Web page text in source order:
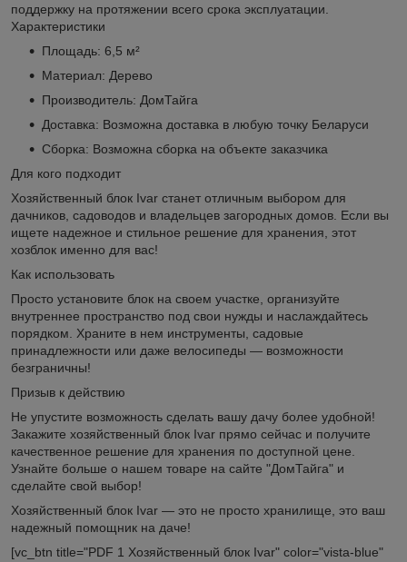
поддержку на протяжении всего срока эксплуатации.
Характеристики
Площадь: 6,5 м²
Материал: Дерево
Производитель: ДомТайга
Доставка: Возможна доставка в любую точку Беларуси
Сборка: Возможна сборка на объекте заказчика
Для кого подходит
Хозяйственный блок Ivar станет отличным выбором для
дачников, садоводов и владельцев загородных домов. Если вы
ищете надежное и стильное решение для хранения, этот
хозблок именно для вас!
Как использовать
Просто установите блок на своем участке, организуйте
внутреннее пространство под свои нужды и наслаждайтесь
порядком. Храните в нем инструменты, садовые
принадлежности или даже велосипеды — возможности
безграничны!
Призыв к действию
Не упустите возможность сделать вашу дачу более удобной!
Закажите хозяйственный блок Ivar прямо сейчас и получите
качественное решение для хранения по доступной цене.
Узнайте больше о нашем товаре на сайте "ДомТайга" и
сделайте свой выбор!
Хозяйственный блок Ivar — это не просто хранилище, это ваш
надежный помощник на даче!
[vc_btn title="PDF 1 Хозяйственный блок Ivar" color="vista-blue"